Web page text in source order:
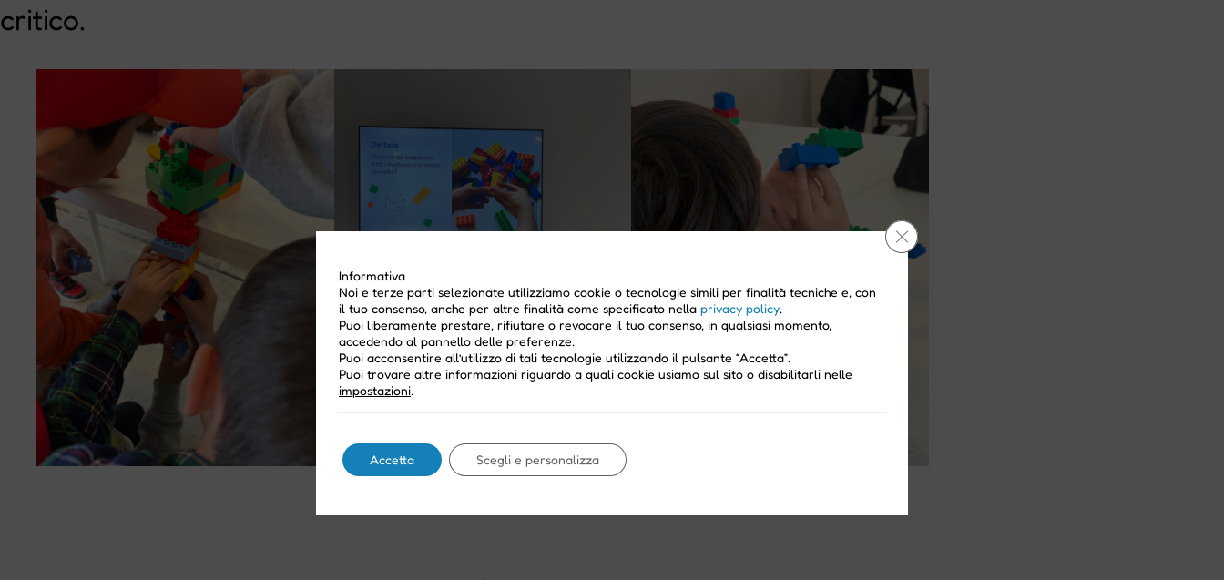
critico.
Informativa
Noi e terze parti selezionate utilizziamo cookie o tecnologie simili per finalità tecniche e, con
il tuo consenso, anche per altre finalità come specificato nella privacy policy.
Puoi liberamente prestare, rifiutare o revocare il tuo consenso, in qualsiasi momento,
accedendo al pannello delle preferenze.
Puoi acconsentire all’utilizzo di tali tecnologie utilizzando il pulsante “Accetta”.
Puoi trovare altre informazioni riguardo a quali cookie usiamo sul sito o disabilitarli nelle
impostazioni.
Close GDPR Cookie Banner
Accetta Scegli e personalizza